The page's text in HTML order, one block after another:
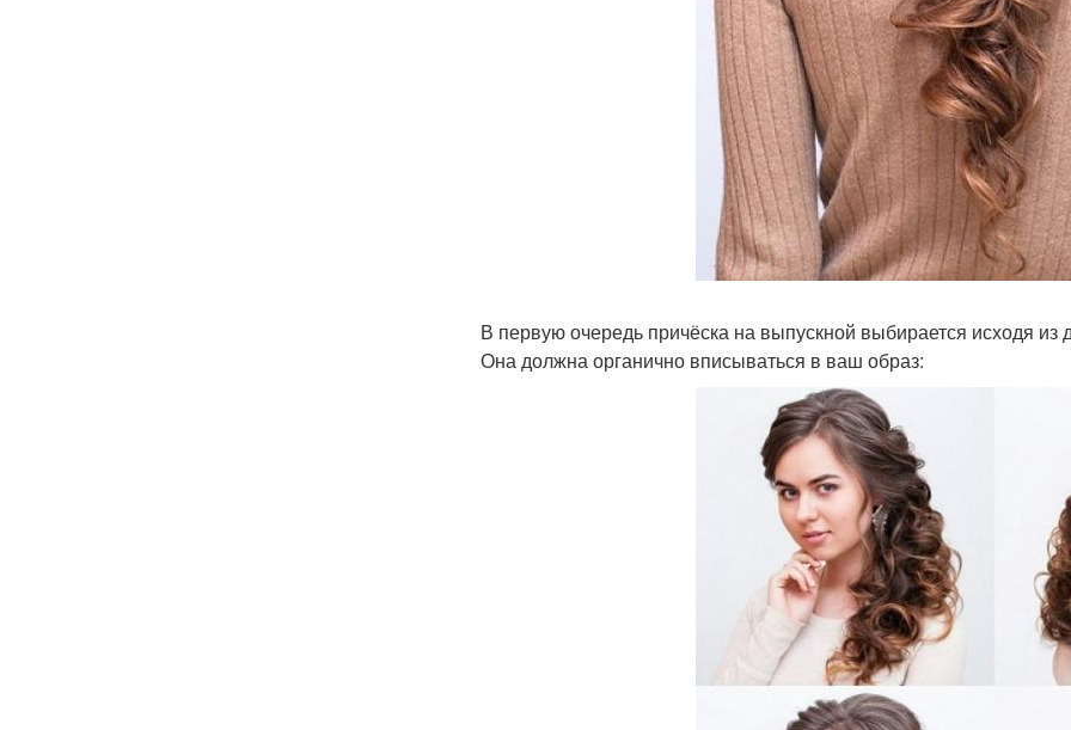
В первую очередь причёска на выпускной выбирается исходя
Она должна органично вписываться в ваш образ: